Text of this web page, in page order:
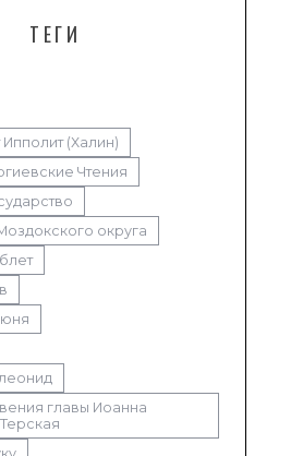
ТЕГИ
(Халин)
Чтения
округа
главы Иоанна